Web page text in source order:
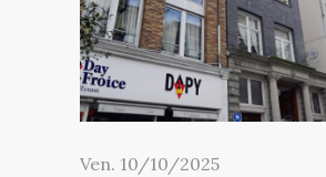
Ven. 10/10/2025